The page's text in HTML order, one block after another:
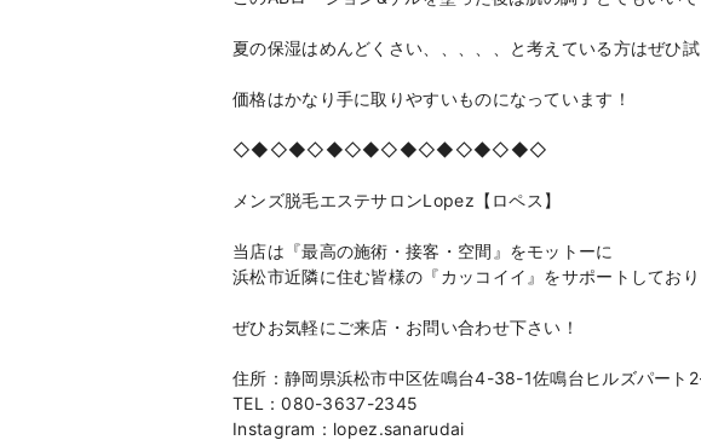
夏の保湿はめんどくさい、、、、、と考えている方はぜひ試
価格はかなり手に取りやすいものになっています！
◇◆◇◆◇◆◇◆◇◆◇◆◇◆◇◆◇
メンズ脱毛エステサロンLopez【ロペス】
当店は『最高の施術・接客・空間』をモットーに
浜松市近隣に住む皆様の『カッコイイ』をサポートしており
ぜひお気軽にご来店・お問い合わせ下さい！
住所：静岡県浜松市中区佐鳴台4-38-1佐鳴台ヒルズパート
TEL：080-3637-2345
Instagram：lopez.sanarudai